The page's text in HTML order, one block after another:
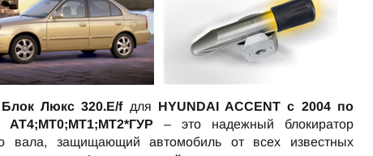
Блок Люкс 320.E/f для HYUNDAI ACCENT c 2004 по
AT4;MT0;МТ1;МТ2*ГУР – это надежный блокиратор
вала, защищающий автомобиль от всех известных